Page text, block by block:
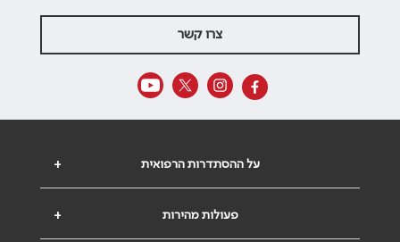
צרו קשר
+ על ההסתדרות הרפואית
+ פעולות מהירות